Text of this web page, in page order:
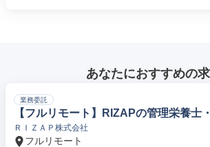
あなたにおすすめの
業務委託
【フルリモート】RIZAPの管理栄養士
ＲＩＺＡＰ株式会社
フルリモート